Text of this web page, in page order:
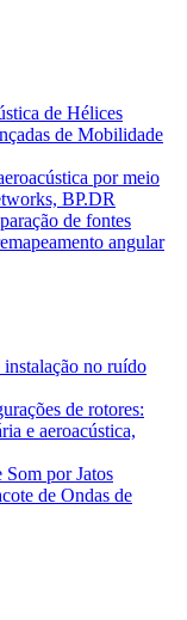
de Hélices
de Mobilidade
por meio
BP.DR
de fontes
angular
no ruído
de rotores:
e aeroacústica,
por Jatos
de Ondas de